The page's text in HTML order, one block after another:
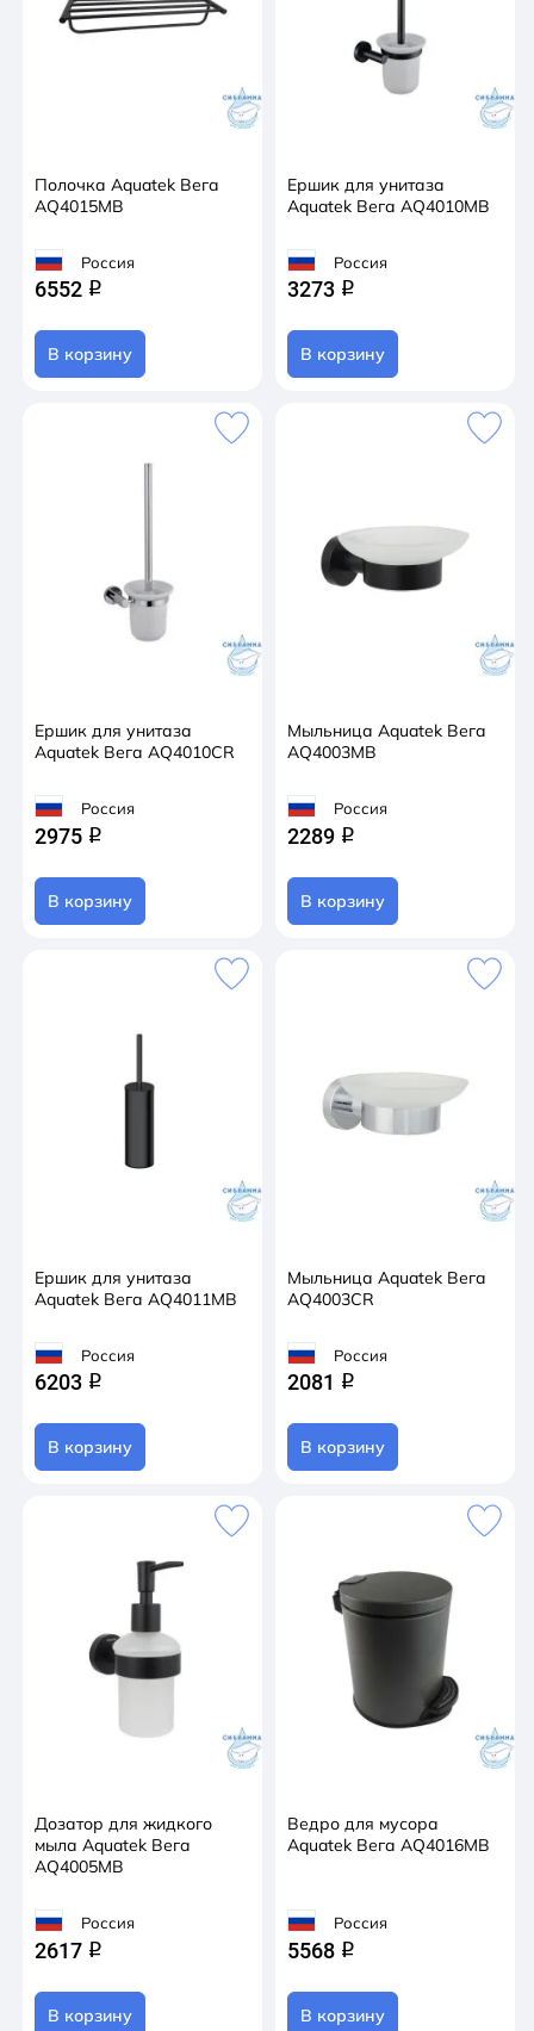
Полочка Aquatek Вега
AQ4015MB
Россия
6552 q
В корзину
Ершик для унитаза
Aquatek Вега AQ4010MB
Россия
3273 q
В корзину
Ершик для унитаза
Aquatek Вега AQ4010CR
Россия
2975 q
В корзину
Мыльница Aquatek Вега
AQ4003MB
Россия
2289 q
В корзину
Ершик для унитаза
Aquatek Вега AQ4011MB
Россия
6203 q
В корзину
Мыльница Aquatek Вега
AQ4003CR
Россия
2081 q
В корзину
Дозатор для жидкого
мыла Aquatek Вега
AQ4005MB
Россия
2617 q
В корзину
Ведро для мусора
Aquatek Вега AQ4016MB
Россия
5568 q
В корзину